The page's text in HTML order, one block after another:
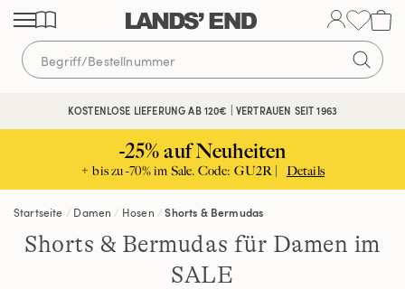
Direkt
zum
Inhalt
Direkt
zur
Navigation
Direkt
zur
Suche
KOSTENLOSE LIEFERUNG AB 120€ | VERTRAUEN SEIT 1963
-25% auf Neuheiten
+ bis zu -70% im Sale. Code: GU2R | Details
Startseite Damen Hosen Shorts & Bermudas
Shorts & Bermudas für Damen im
SALE